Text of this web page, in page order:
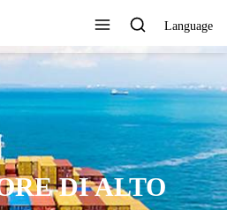
Language
DI ALTO